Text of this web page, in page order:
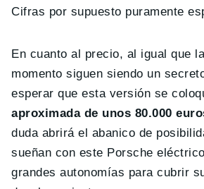
Cifras por supuesto puramente
En cuanto al precio, al igual que
momento siguen siendo un
esperar que esta versión se
aproximada de unos 80.000
duda abrirá el abanico de
sueñan con este Porsche
grandes autonomías para cubrir